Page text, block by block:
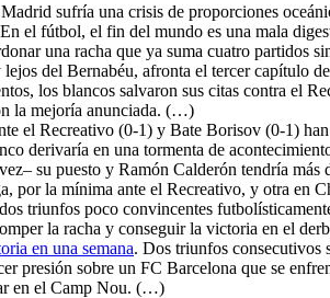
sufría una crisis de proporciones
el fútbol, el fin del mundo es una mala
una racha que ya suma cuatro partidos
del Bernabéu, afronta el tercer capítulo
los blancos salvaron sus citas contra el
la mejoría anunciada. (…)
el Recreativo (0-1) y Bate Borisov (0-1)
derivaría en una tormenta de
su puesto y Ramón Calderón tendría
por la mínima ante el Recreativo, y otra en
triunfos poco convincentes
la racha y conseguir la victoria en el
en una semana. Dos triunfos consecutivos
sobre un FC Barcelona que se
en el Camp Nou. (…)